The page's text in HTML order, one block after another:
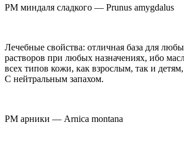
РМ миндаля сладкого — Prunus amygdalus
Лечебные свойства: отличная база для
растворов при любых назначениях, ибо
всех типов кожи, как взрослым, так и
С нейтральным запахом.
РМ арники — Arnica montana